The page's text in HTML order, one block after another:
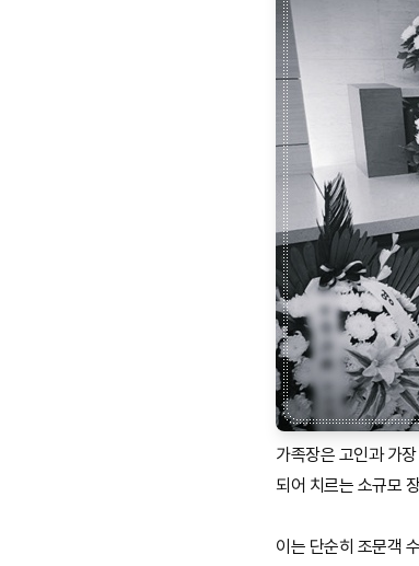
가족장은 고인과 가
되어 치르는 소규모
이는 단순히 조문객